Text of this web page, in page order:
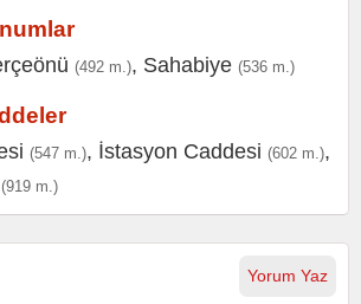
(492 m.), Sahabiye (536 m.)
(547 m.), İstasyon Caddesi (602 m.),
(919 m.)
Yorum Yaz